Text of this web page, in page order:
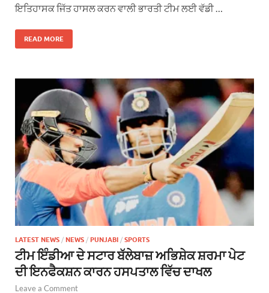
ਇਤਿਹਾਸਕ ਜਿੱਤ ਹਾਸਲ ਕਰਨ ਵਾਲੀ ਭਾਰਤੀ ਟੀਮ ਲਈ ਵੱਡੀ …
READ MORE
LATEST NEWS / NEWS / PUNJABI / SPORTS
ਟੀਮ ਇੰਡੀਆ ਦੇ ਸਟਾਰ ਬੱਲੇਬਾਜ਼ ਅਭਿਸ਼ੇਕ ਸ਼ਰਮਾ ਪੇਟ
ਦੀ ਇਨਫੈਕਸ਼ਨ ਕਾਰਨ ਹਸਪਤਾਲ ਵਿੱਚ ਦਾਖਲ
Leave a Comment